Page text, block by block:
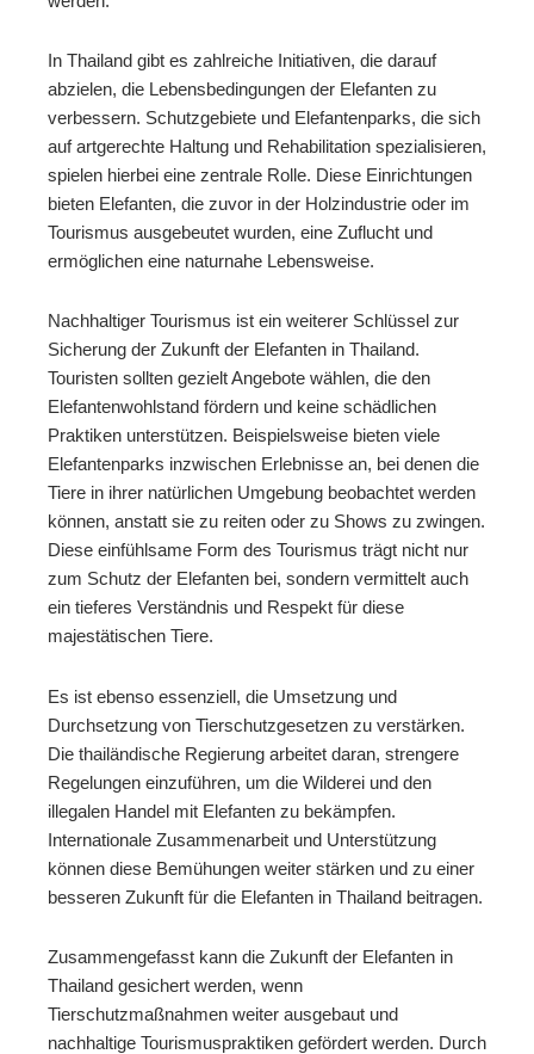
In Thailand gibt es zahlreiche Initiativen, die darauf
abzielen, die Lebensbedingungen der Elefanten zu
verbessern. Schutzgebiete und Elefantenparks, die sich
auf artgerechte Haltung und Rehabilitation spezialisieren,
spielen hierbei eine zentrale Rolle. Diese Einrichtungen
bieten Elefanten, die zuvor in der Holzindustrie oder im
Tourismus ausgebeutet wurden, eine Zuflucht und
ermöglichen eine naturnahe Lebensweise.
Nachhaltiger Tourismus ist ein weiterer Schlüssel zur
Sicherung der Zukunft der Elefanten in Thailand.
Touristen sollten gezielt Angebote wählen, die den
Elefantenwohlstand fördern und keine schädlichen
Praktiken unterstützen. Beispielsweise bieten viele
Elefantenparks inzwischen Erlebnisse an, bei denen die
Tiere in ihrer natürlichen Umgebung beobachtet werden
können, anstatt sie zu reiten oder zu Shows zu zwingen.
Diese einfühlsame Form des Tourismus trägt nicht nur
zum Schutz der Elefanten bei, sondern vermittelt auch
ein tieferes Verständnis und Respekt für diese
majestätischen Tiere.
Es ist ebenso essenziell, die Umsetzung und
Durchsetzung von Tierschutzgesetzen zu verstärken.
Die thailändische Regierung arbeitet daran, strengere
Regelungen einzuführen, um die Wilderei und den
illegalen Handel mit Elefanten zu bekämpfen.
Internationale Zusammenarbeit und Unterstützung
können diese Bemühungen weiter stärken und zu einer
besseren Zukunft für die Elefanten in Thailand beitragen.
Zusammengefasst kann die Zukunft der Elefanten in
Thailand gesichert werden, wenn
Tierschutzmaßnahmen weiter ausgebaut und
nachhaltige Tourismuspraktiken gefördert werden. Durch